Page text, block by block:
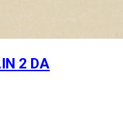
2 DA